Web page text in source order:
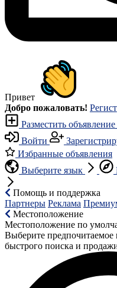
Привет
Добро пожаловать!
Разместить объявление
Войти
Избранные объявления
Выберите язык
Помощь и поддержка
Партнеры Реклама
Местоположение
Местоположение по
Выберите предпочитаемое
быстрого поиска и